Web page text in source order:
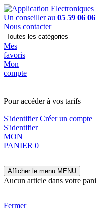
Un conseiller au 05 59 06
Nous contacter
Mes
favoris
Mon
compte
Pour accéder à vos tarifs
S'identifierCréer un compte
S'identifier
MON
PANIER 0
Afficher le menu MENU
Aucun article dans votre
Fermer